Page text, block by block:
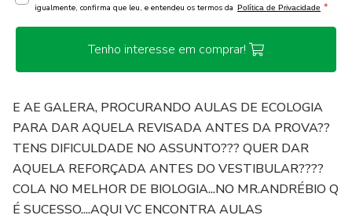
igualmente, confirma que leu, e entendeu os termos da Política de Privacidade *
Tenho interesse em comprar!
E AE GALERA, PROCURANDO AULAS DE ECOLOGIA
PARA DAR AQUELA REVISADA ANTES DA PROVA??
TENS DIFICULDADE NO ASSUNTO??? QUER DAR
AQUELA REFORÇADA ANTES DO VESTIBULAR????
COLA NO MELHOR DE BIOLOGIA...NO MR.ANDRÉBIO Q
É SUCESSO....AQUI VC ENCONTRA AULAS